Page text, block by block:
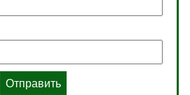
Отправить